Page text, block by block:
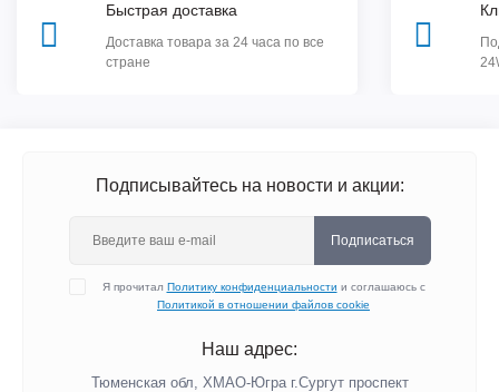
Быстрая доставка
Доставка товара за 24 часа по все
стране
Подписывайтесь на новости и акции:
Подписаться
Я прочитал Политику конфиденциальности и соглашаюсь с
Политикой в отношении файлов cookie
Наш адрес:
Тюменская обл, ХМАО-Югра г.Сургут проспект